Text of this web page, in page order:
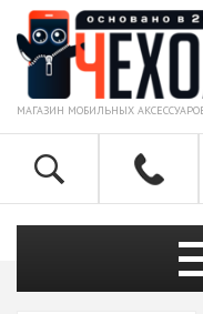
МАГАЗИН МОБИЛЬНЫХ